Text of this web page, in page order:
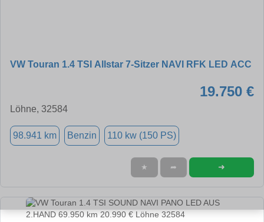
VW Touran 1.4 TSI Allstar 7-Sitzer NAVI RFK LED ACC
19.750 €
Löhne, 32584
98.941 km Benzin 110 kw (150 PS)
★ ➦ ➜